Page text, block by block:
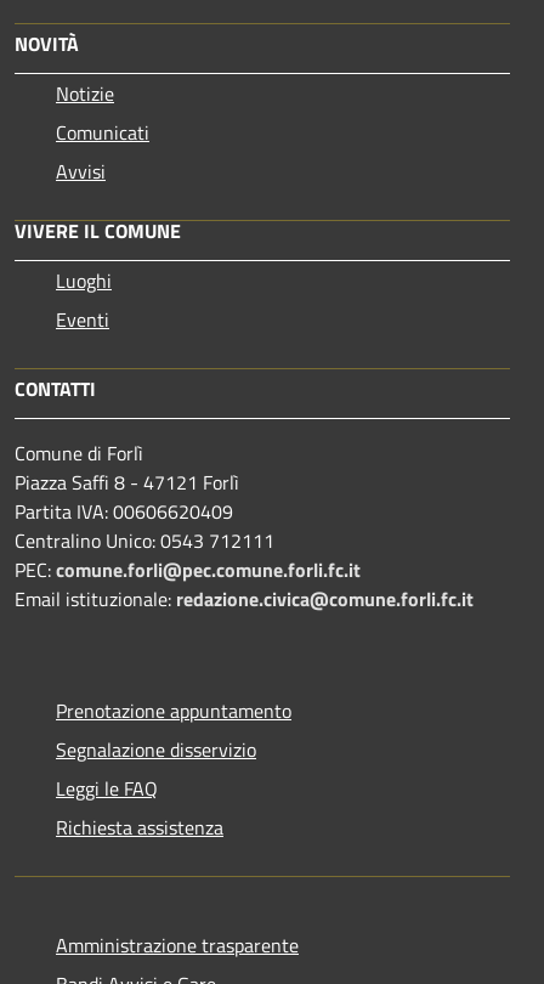
NOVITÀ
Notizie
Comunicati
Avvisi
VIVERE IL COMUNE
Luoghi
Eventi
CONTATTI
Comune di Forlì
Piazza Saffi 8 - 47121 Forlì
Partita IVA: 00606620409
Centralino Unico: 0543 712111
PEC:comune.forli@pec.comune.forli.fc.it
Email istituzionale: redazione.civica@comune.forli.fc.it
Prenotazione appuntamento
Segnalazione disservizio
Leggi le FAQ
Richiesta assistenza
Amministrazione trasparente